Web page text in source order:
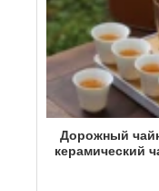
Дорожный
керамический